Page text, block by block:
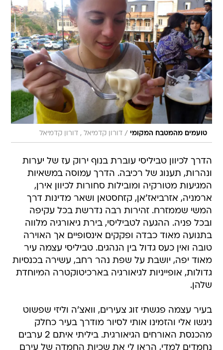
טועמים מהמטבח המקומי / דורון קדמיאל , דורון קדמיאל
הדרך לכיוון טביליסי עוברת בנוף ירוק עז של יערות
ונהרות, תענוג של רכיבה. הדרך עמוסה במשאיות
המגיעות מטורקיה ומובילות סחורות לכיוון אירן,
ארמניה, אזרביאז'אן, קזחסטאן ושאר מדינות דרך
המשי שממזרח. זהירות רבה נדרשת בכל עקיפה
ובכל פניה. ההגעה לטביליסי, בירת גיאורגיה מלווה
בתנועה מאוד כבדה ופקקים אינסופיים אך האוירה
טובה ואין כעס גדול בין הנהגים. טביליסי עצמה עיר
מאוד יפה, יושבת על שפת נהר רחב, עשירה בכנסיות
גדולות, אופייניות לגיאורגיה בארכיטוקטרה המיוחדת
שלהן.
בעיר עצמה פגשתי זוג צעירים, וואצ'ה וליזי שפשוט
ניגשו אלי והזמינו אותי לסיור מודרך בעיר כחלק
מהכנסת האורחים הגיאורגית. ביליתי איתם 2 ערבים
נחמדים למדי, הראו לי את שכיות החמדה של עירם